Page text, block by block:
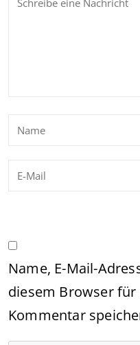
Name, E-Mail-
diesem Browser
Kommentar